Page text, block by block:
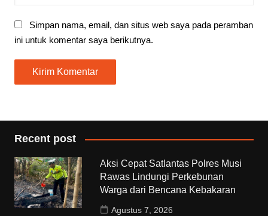
Simpan nama, email, dan situs web saya pada peramban
ini untuk komentar saya berikutnya.
Recent post
Aksi Cepat Satlantas Polres Musi
Rawas Lindungi Perkebunan
Warga dari Bencana Kebakaran
Agustus 7, 2026